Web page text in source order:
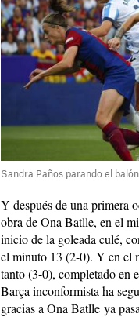
Sandra Paños parando el
Y después de una primera
obra de Ona Batlle, en el
inicio de la goleada culé,
el minuto 13 (2-0). Y en el
tanto (3-0), completado en
Barça inconformista ha
gracias a Ona Batlle ya